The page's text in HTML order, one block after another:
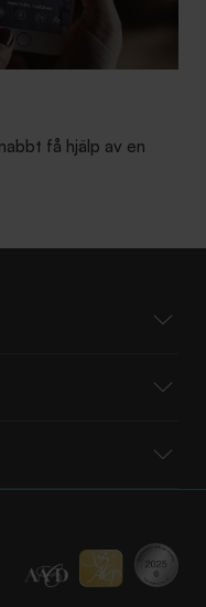
få hjälp av en